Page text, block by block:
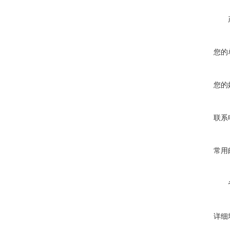
您的
您的
联系
常用
详细